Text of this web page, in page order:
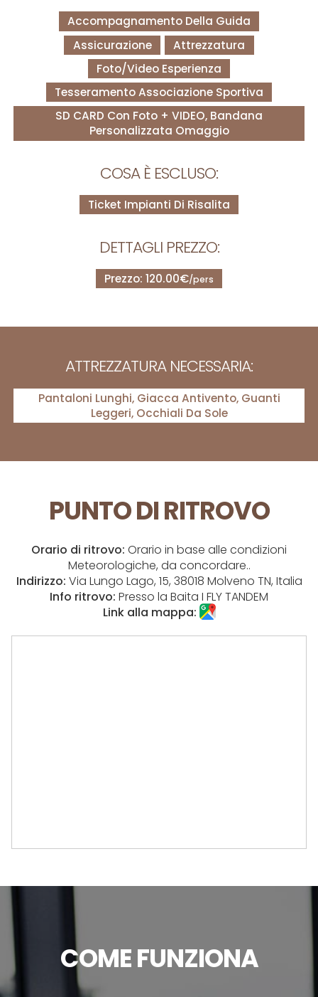
Accompagnamento Della Guida
Assicurazione
Attrezzatura
Foto/Video Esperienza
Tesseramento Associazione Sportiva
SD CARD Con Foto + VIDEO, Bandana
Personalizzata Omaggio
COSA È ESCLUSO:
Ticket Impianti Di Risalita
DETTAGLI PREZZO:
Prezzo: 120.00€/pers
ATTREZZATURA NECESSARIA:
Pantaloni Lunghi, Giacca Antivento, Guanti
Leggeri, Occhiali Da Sole
PUNTO DI RITROVO
Orario di ritrovo: Orario in base alle condizioni
Meteorologiche, da concordare..
Indirizzo: Via Lungo Lago, 15, 38018 Molveno TN, Italia
Info ritrovo: Presso la Baita I FLY TANDEM
Link alla mappa:
COME FUNZIONA